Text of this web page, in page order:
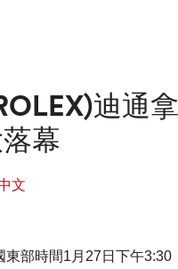
迪通
幕
文
東部時間1月27日下午